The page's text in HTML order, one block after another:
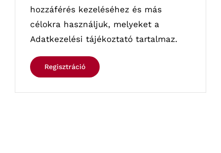
hozzáférés kezeléséhez és más
célokra használjuk, melyeket a
Adatkezelési tájékoztató tartalmaz.
Regisztráció